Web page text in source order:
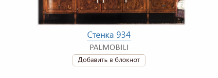
Стенка 934
PALMOBILI
Добавить в блокнот